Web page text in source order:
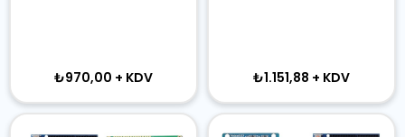
₺970,00 + KDV ₺1.151,88 + KDV